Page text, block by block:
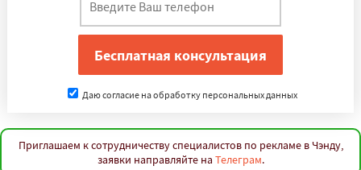
Даю согласие на обработку персональных данных
Приглашаем к сотрудничеству специалистов по рекламе в Чэнду,
заявки направляйте на Телеграм.